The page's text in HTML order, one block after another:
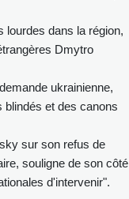
lourdes dans la région,
Dmytro
ukrainienne,
blindés et des canons
sur son refus de
souligne de son côté
d'intervenir".